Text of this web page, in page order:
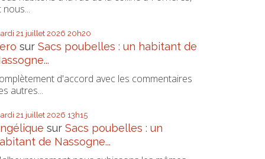
nous...
21 juillet 2026 20h20
surSacs poubelles : un habitant de
d'accord avec les commentaires
autres...
21 juillet 2026 13h15
surSacs poubelles : un
de Nassogne...